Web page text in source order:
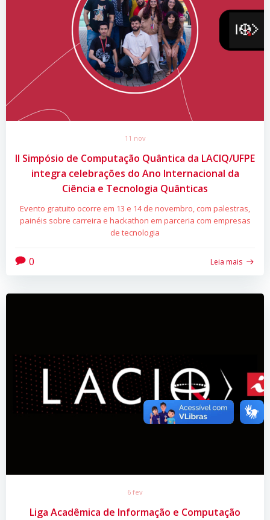
11 nov
II Simpósio de Computação Quântica da LACIQ/UFPE
integra celebrações do Ano Internacional da
Ciência e Tecnologia Quânticas
Evento gratuito ocorre em 13 e 14 de novembro, com palestras,
painéis sobre carreira e hackathon em parceria com empresas
de tecnologia
0 Leia mais
6 fev
Liga Acadêmica de Informação e Computação